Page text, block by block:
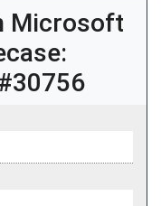
Microsoft